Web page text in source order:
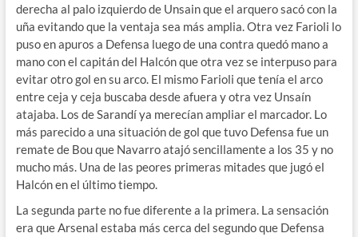
derecha al palo izquierdo de Unsain que el arquero sacó con la
uña evitando que la ventaja sea más amplia. Otra vez Farioli lo
puso en apuros a Defensa luego de una contra quedó mano a
mano con el capitán del Halcón que otra vez se interpuso para
evitar otro gol en su arco. El mismo Farioli que tenía el arco
entre ceja y ceja buscaba desde afuera y otra vez Unsaín
atajaba. Los de Sarandí ya merecían ampliar el marcador. Lo
más parecido a una situación de gol que tuvo Defensa fue un
remate de Bou que Navarro atajó sencillamente a los 35 y no
mucho más. Una de las peores primeras mitades que jugó el
Halcón en el último tiempo.
La segunda parte no fue diferente a la primera. La sensación
era que Arsenal estaba más cerca del segundo que Defensa